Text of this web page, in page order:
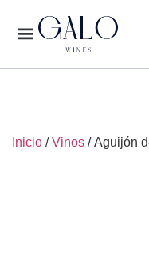
Inicio /Vinos / Aguijón